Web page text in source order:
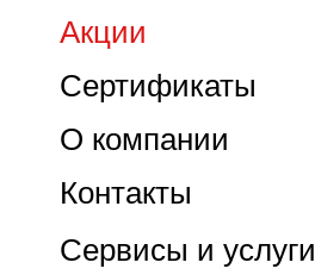
Контакты
О компании
Сертификаты
Акции
Сервисы и услуги